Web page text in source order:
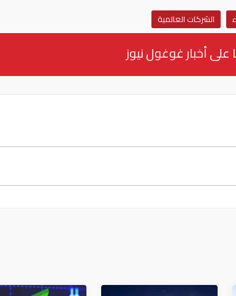
الشركات العالمية
على أخبار غوغول نيوز